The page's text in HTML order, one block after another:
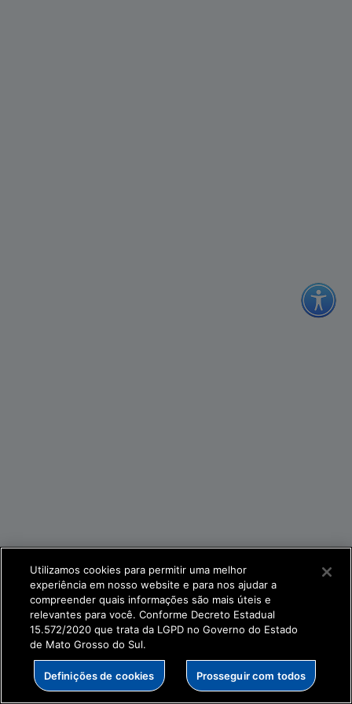
Utilizamos cookies para permitir uma melhor
experiência em nosso website e para nos ajudar a
compreender quais informações são mais úteis e
relevantes para você. Conforme Decreto Estadual
15.572/2020 que trata da LGPD no Governo do Estado
de Mato Grosso do Sul.
Definições de cookies Prosseguir com todos